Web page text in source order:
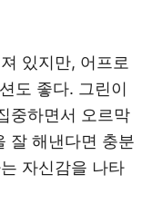
있지만, 어프로
도 좋다. 그린이
중하면서 오르막
잘 해낸다면 충분
자신감을 나타